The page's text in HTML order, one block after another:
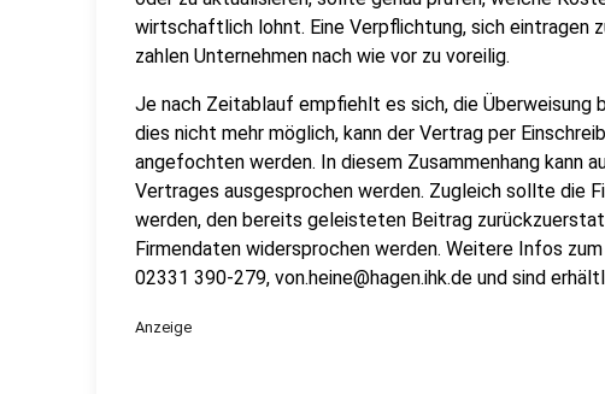
wirtschaftlich lohnt. Eine Verpflichtung, sich eintragen
zahlen Unternehmen nach wie vor zu voreilig.
Je nach Zeitablauf empfiehlt es sich, die Überweisung
dies nicht mehr möglich, kann der Vertrag per
angefochten werden. In diesem Zusammenhang kann
Vertrages ausgesprochen werden. Zugleich sollte die
werden, den bereits geleisteten Beitrag
Firmendaten widersprochen werden. Weitere Infos
02331 390-279, von.heine@hagen.ihk.de und sind
Anzeige